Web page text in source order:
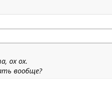
ох ох.
вообще?